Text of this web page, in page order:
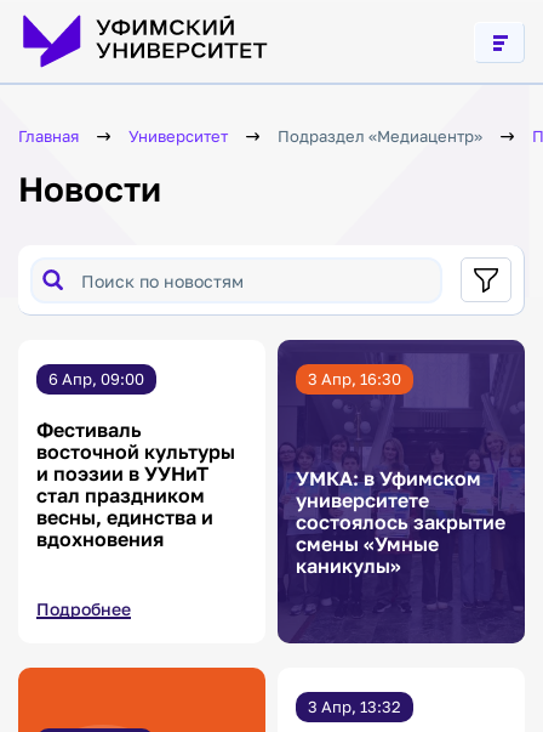
Главная Университет Подраздел «Медиацентр»
Новости
6 Апр, 09:00
Фестиваль
восточной культуры
и поэзии в УУНиТ
стал праздником
весны, единства и
вдохновения
Подробнее
3 Апр, 16:30
УМКА: в Уфимском
университете
состоялось закрытие
смены «Умные
каникулы»
3 Апр, 13:32
Социокультурная
адаптация
студентов
поколений,
Формирование
буллинга
межнациональных
отношений в
Профилактика
экстремизма
в молодежной
среде